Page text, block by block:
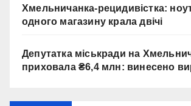
Хмельничанка-рецидивістка:
одного магазину крала двічі
Депутатка міськради на
приховала ₴6,4 млн: винесено